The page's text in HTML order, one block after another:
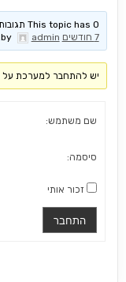
This topic has 0 תגובות, משתתף 1, and was last updated
7 חודשים
admin
יש להתחבר למערכת על
שם משתמש:
סיסמה:
זכור אותי
התחבר